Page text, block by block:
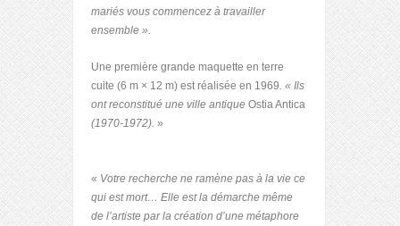
mariés vous commencez à travailler
ensemble ».
Une première grande maquette en terre
cuite (6 m × 12 m) est réalisée en 1969 . « Ils
ont reconstitué une ville antique Ostia Antica
(1970-1972). »
« Votre recherche ne ramène pas à la vie ce
qui est mort… Elle est la démarche même
de l’artiste par la création d’une métaphore